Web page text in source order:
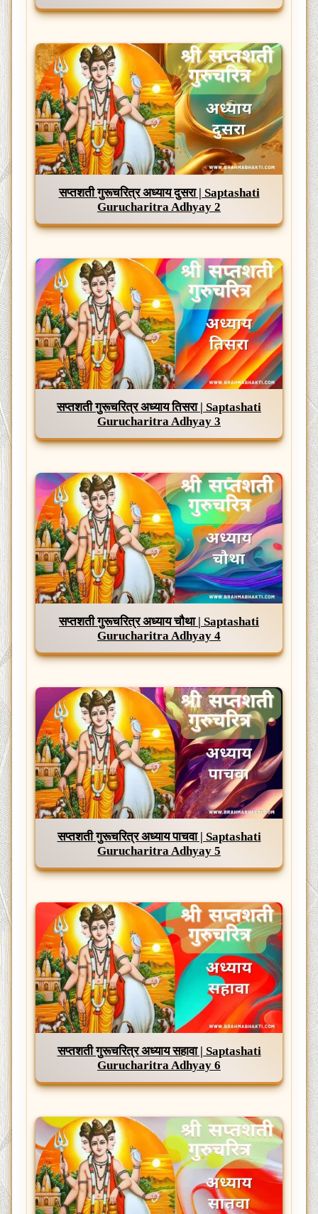
सप्तशती गुरूचरित्र अध्याय दुसरा | Saptashati
Gurucharitra Adhyay 2
सप्तशती गुरूचरित्र अध्याय तिसरा | Saptashati
Gurucharitra Adhyay 3
सप्तशती गुरूचरित्र अध्याय चौथा | Saptashati
Gurucharitra Adhyay 4
सप्तशती गुरूचरित्र अध्याय पाचवा | Saptashati
Gurucharitra Adhyay 5
सप्तशती गुरूचरित्र अध्याय सहावा | Saptashati
Gurucharitra Adhyay 6